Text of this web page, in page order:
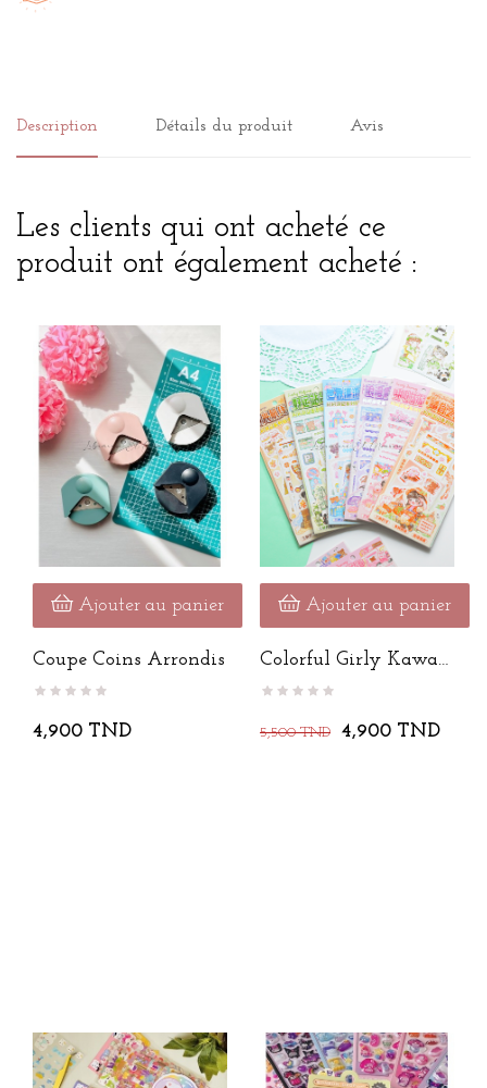
Description Détails du produit Avis
Les clients qui ont acheté ce
produit ont également acheté :
Ajouter au panier
Coupe Coins Arrondis
4,900 TND
Ajouter au panier
Colorful Girly Kawaii
Sticker
5,500 TND 4,900 TND